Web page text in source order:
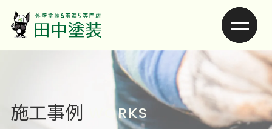
施工事例 WORKS